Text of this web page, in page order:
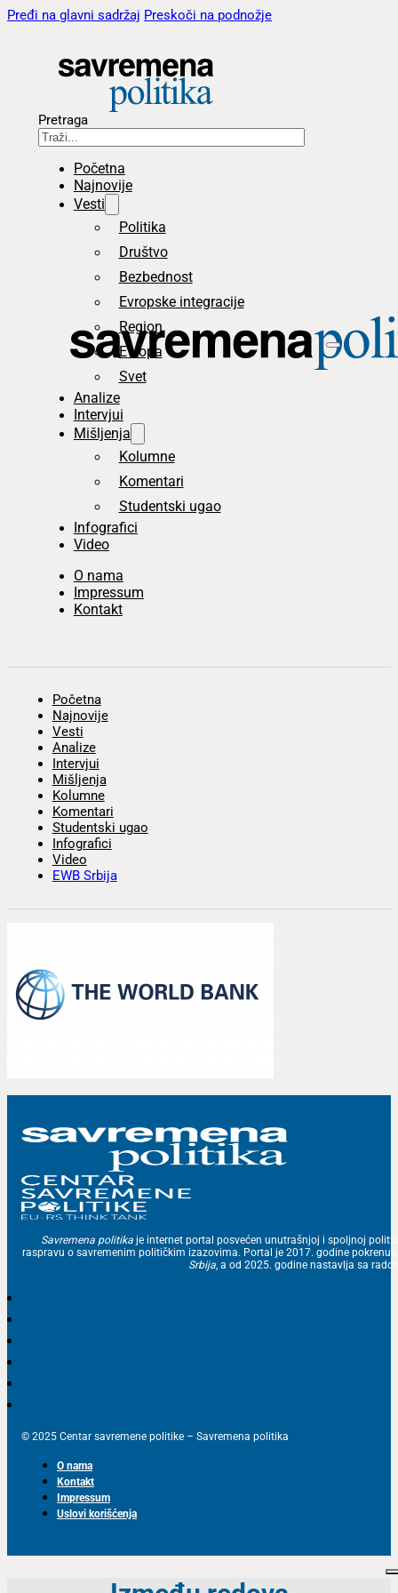
Pređi na glavni sadržaj Preskoči na podnožje
Pretraga
Početna
Najnovije
Vesti
Politika
Društvo
Bezbednost
Evropske integracije
Region
Evropa
Svet
Analize
Intervjui
Mišljenja
Kolumne
Komentari
Studentski ugao
Infografici
Video
O nama
Impressum
Kontakt
Početna
Najnovije
Vesti
Analize
Intervjui
Mišljenja
Kolumne
Komentari
Studentski ugao
Infografici
Video
EWB Srbija
Savremena politika je internet portal posvećen unutrašnjoj i spoljnoj
raspravu o savremenim političkim izazovima. Portal je 2017. godine
Srbija, a od 2025. godine nastavlja sa
© 2025 Centar savremene politike – Savremena politika
O nama
Kontakt
Impressum
Uslovi korišćenja